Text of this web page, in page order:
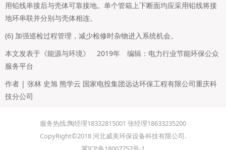
用铅线串接后与壳体可靠接地。单个管箱上下断面均应采用铅线将接
地环串联并分别与壳体相连。
(6) 加强巡检过程管理，减少检修时杂物进入系统机会。
本文发表于《能源与环境》 2019年 编辑：电力行业节能环保公众
服务平台
作者 | 张林 史旭 熊学云 国家电投集团远达环保工程有限公司重庆科
技分公司
服务热线:陶经理18332815001 张经理18633235200
CopyRight©2018 河北威美环保设备科技有限公司.